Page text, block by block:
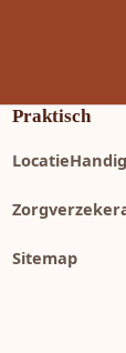
Praktisch
Locatie
Sitemap